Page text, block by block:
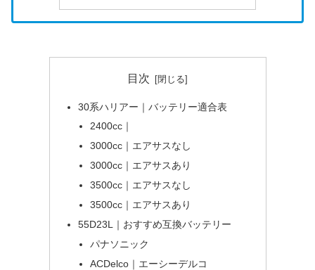
目次
30系ハリアー｜バッテリー適合表
2400cc｜
3000cc｜エアサスなし
3000cc｜エアサスあり
3500cc｜エアサスなし
3500cc｜エアサスあり
55D23L｜おすすめ互換バッテリー
パナソニック
ACDelco｜エーシーデルコ